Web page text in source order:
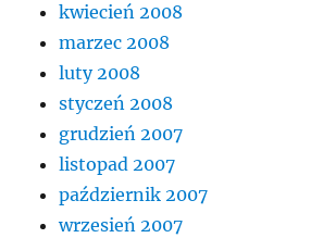
kwiecień 2008
marzec 2008
luty 2008
styczeń 2008
grudzień 2007
listopad 2007
październik 2007
wrzesień 2007